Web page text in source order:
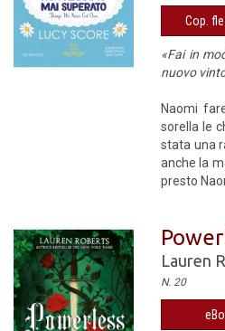
Cop.
«Fai in
nuovo
Naomi
sorella le
stata una
anche la
presto
Lauren
N. 20